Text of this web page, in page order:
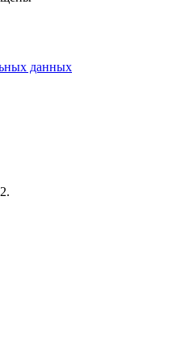
данных